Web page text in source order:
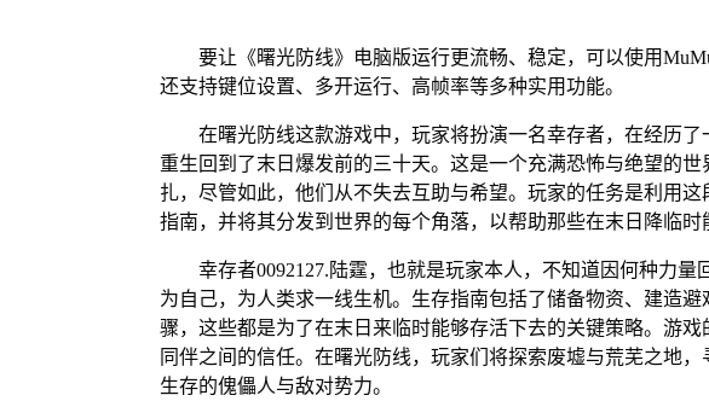
要让《曙光防线》电脑版运行更流畅、稳定，可以使用
还支持键位设置、多开运行、高帧率等多种实用功能。
在曙光防线这款游戏中，玩家将扮演一名幸存者，在经历
重生回到了末日爆发前的三十天。这是一个充满恐怖与绝望的
扎，尽管如此，他们从不失去互助与希望。玩家的任务是利用
指南，并将其分发到世界的每个角落，以帮助那些在末日降临时
幸存者0092127.陆霆，也就是玩家本人，不知道因何种力量
为自己，为人类求一线生机。生存指南包括了储备物资、建造
骤，这些都是为了在末日来临时能够存活下去的关键策略。游
同伴之间的信任。在曙光防线，玩家们将探索废墟与荒芜之地
生存的傀儡人与敌对势力。